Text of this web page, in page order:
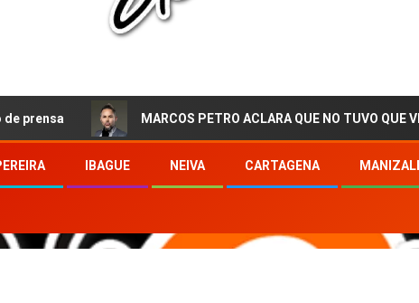
MARCOS PETRO ACLARA QUE NO TUVO QUE VER CON
IBAGUE NEIVA CARTAGENA